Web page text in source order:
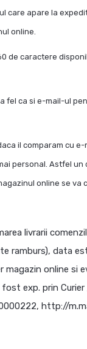
care apare la
online.
de caractere
fel ca si e-mail-ul
il comparam cu
personal. Astfel
online se va
livrarii
ramburs), data
online si
exp. prin
http://